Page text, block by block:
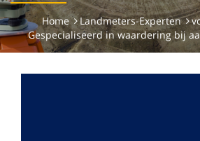
Home Landmeters-Experten
Gespecialiseerd in waardering bij